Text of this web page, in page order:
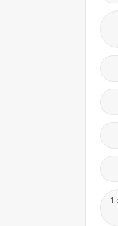
اختبارات الكترونيه 1